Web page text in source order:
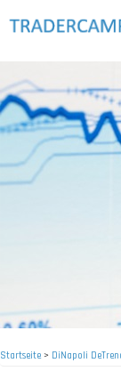
Startseite> DiNapoli